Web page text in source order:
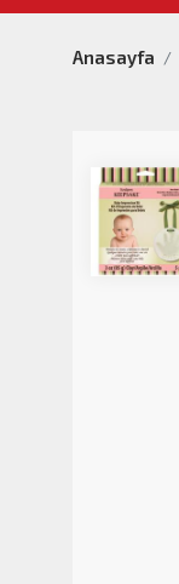
Anasayfa